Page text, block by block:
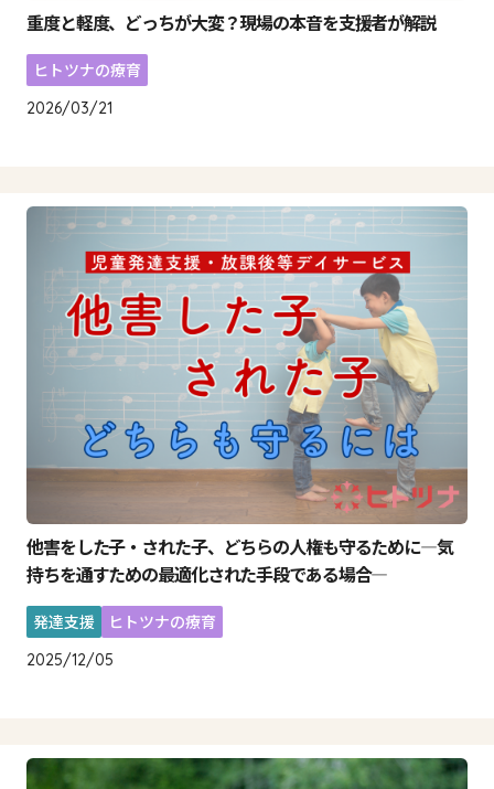
重度と軽度、どっちが大変？現場の本音を支援者が解説
ヒトツナの療育
2026/03/21
他害をした子・された子、どちらの人権も守るために―気
持ちを通すための最適化された手段である場合―
発達支援 ヒトツナの療育
2025/12/05